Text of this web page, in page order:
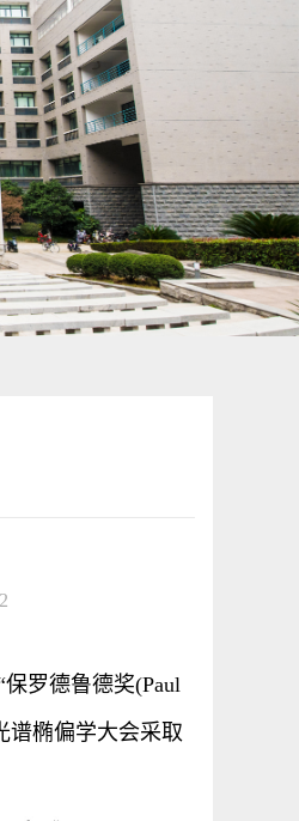
罗德鲁德奖(Paul
谱椭偏学大会采取